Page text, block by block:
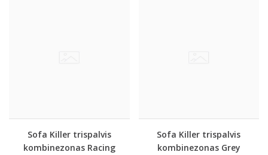
Sofa Killer trispalvis
kombinezonas Racing
Sofa Killer trispalvis
kombinezonas Grey